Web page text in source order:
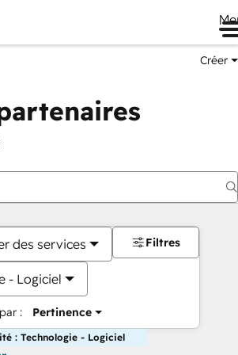
Créer
des services
- Logiciel
: Pertinence
Filtres
: Technologie - Logiciel